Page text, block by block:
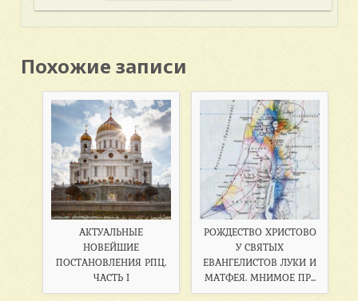
Похожие записи
АКТУАЛЬНЫЕ
НОВЕЙШИЕ
ПОСТАНОВЛЕНИЯ РПЦ.
ЧАСТЬ I
РОЖДЕСТВО ХРИСТОВО
У СВЯТЫХ
ЕВАНГЕЛИСТОВ ЛУКИ И
МАТФЕЯ. МНИМОЕ ПР...